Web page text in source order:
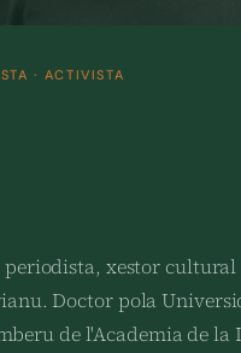
· ACTIVISTA
periodista, xestor cultural
Doctor pola
de l'Academia de la